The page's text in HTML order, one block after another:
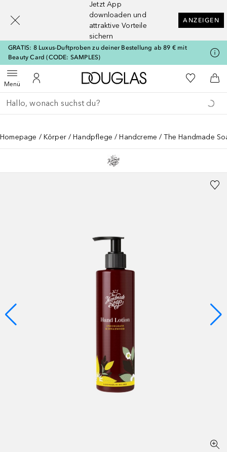
Jetzt App
downloaden und
attraktive Vorteile
sichern
ANZEIGEN
GRATIS: 8 Luxus-Duftproben zu deiner Bestellung ab 89 € mit
Beauty Card (CODE: SAMPLES)
MenüMenü öffnenZu Meinem Kundenkonto
Zur Douglas Startseite
Zu Meiner
Gehe zurück
Suche ausführen
Homepage Körper Handpflege Handcreme The Handmade
[navigation.slideout.screenreader]